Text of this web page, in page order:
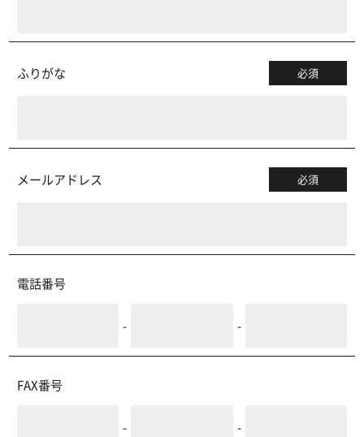
ふりがな 必須
メールアドレス 必須
電話番号
- -
FAX番号
- -